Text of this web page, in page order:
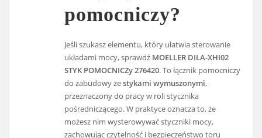
pomocniczy?
Jeśli szukasz elementu, który ułatwia sterowanie
układami mocy, sprawdź MOELLER DILA-XHI02
STYK POMOCNICZy 276420. To łącznik pomocniczy
do zabudowy zestykami wymuszonymi,
przeznaczony do pracy w roli stycznika
pośredniczącego. W praktyce oznacza to, że
możesz nim wysterowywać styczniki mocy,
zachowując czytelność i bezpieczeństwo toru